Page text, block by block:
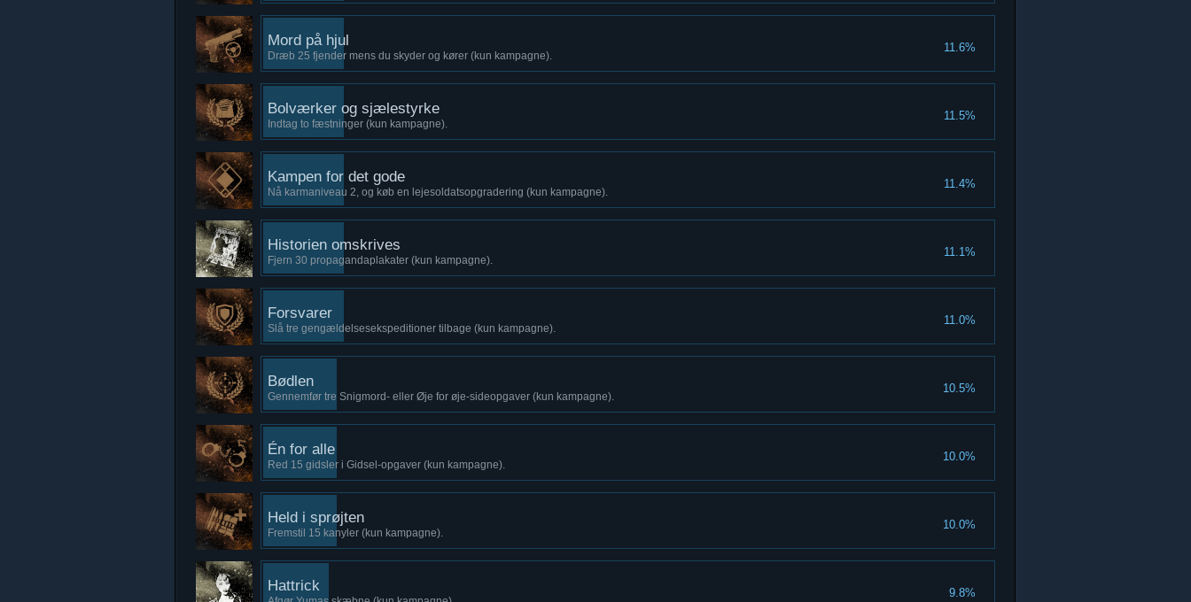
11.6%
Mord på hjul
Dræb 25 fjender mens du skyder og kører (kun kampagne).
11.5%
Bolværker og sjælestyrke
Indtag to fæstninger (kun kampagne).
11.4%
Kampen for det gode
Nå karmaniveau 2, og køb en lejesoldatsopgradering (kun kampagne).
11.1%
Historien omskrives
Fjern 30 propagandaplakater (kun kampagne).
11.0%
Forsvarer
Slå tre gengældelsesekspeditioner tilbage (kun kampagne).
10.5%
Bødlen
Gennemfør tre Snigmord- eller Øje for øje-sideopgaver (kun kampagne).
10.0%
Én for alle
Red 15 gidsler i Gidsel-opgaver (kun kampagne).
10.0%
Held i sprøjten
Fremstil 15 kanyler (kun kampagne).
9.8%
Hattrick